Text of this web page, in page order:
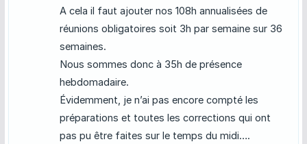
A cela il faut ajouter nos 108h annualisées de
réunions obligatoires soit 3h par semaine sur 36
semaines.
Nous sommes donc à 35h de présence
hebdomadaire.
Évidemment, je n’ai pas encore compté les
préparations et toutes les corrections qui ont
pas pu être faites sur le temps du midi….